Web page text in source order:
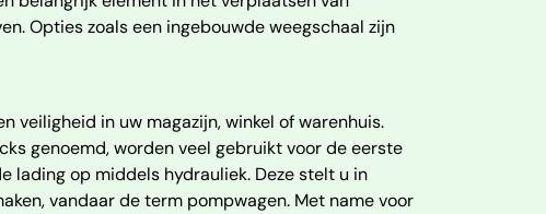
Opties zoals een ingebouwde weegschaal zijn
veiligheid in uw magazijn, winkel of warenhuis.
genoemd, worden veel gebruikt voor de eerste
lading op middels hydrauliek. Deze stelt u in
vandaar de term pompwagen. Met name voor